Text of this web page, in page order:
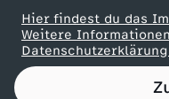
Hier findest du das
Weitere
e
n
Partner